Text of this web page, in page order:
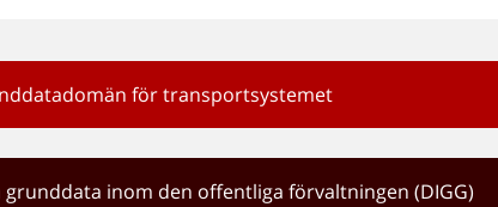
för transportsystemet
inom den offentliga förvaltningen (DIGG)